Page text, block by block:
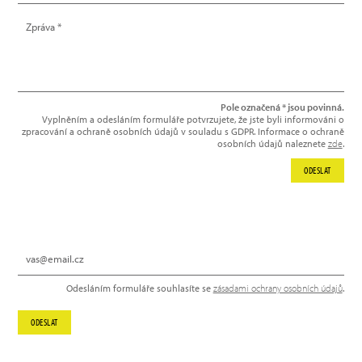
Odesláním formuláře souhlasíte se zásadami ochrany osobních údajů.
ODESLAT
Pole označená * jsou povinná.
Vyplněním a odesláním formuláře potvrzujete, že jste byli informováni o
zpracování a ochraně osobních údajů v souladu s GDPR. Informace o ochraně
osobních údajů naleznete zde.
ODESLAT